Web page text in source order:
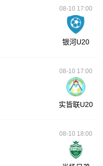
08-10 17:00
银河U20
08-10 17:00
实皆联U20
08-10 18:00